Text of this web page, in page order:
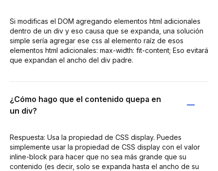
Si modificas el DOM agregando elementos html adicionales
dentro de un div y eso causa que se expanda, una solución
simple sería agregar ese css al elemento raíz de esos
elementos html adicionales: max-width: fit-content; Eso evitará
que expandan el ancho del div padre.
¿Cómo hago que el contenido quepa en
un div?
Respuesta: Usa la propiedad de CSS display. Puedes
simplemente usar la propiedad de CSS display con el valor
inline-block para hacer que no sea más grande que su
contenido (es decir, solo se expanda hasta el ancho de su